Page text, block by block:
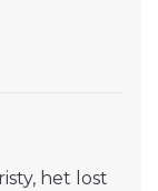
het lost